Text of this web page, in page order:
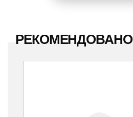
РЕКОМЕНДОВАНО